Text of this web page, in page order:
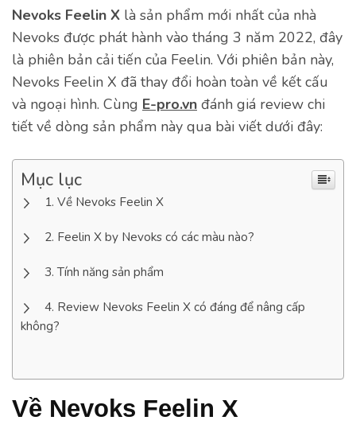
Nevoks Feelin X là sản phẩm mới nhất của nhà
Nevoks được phát hành vào tháng 3 năm 2022, đây
là phiên bản cải tiến của Feelin. Với phiên bản này,
Nevoks Feelin X đã thay đổi hoàn toàn về kết cấu
và ngoại hình. Cùng E-pro.vn đánh giá review chi
tiết về dòng sản phẩm này qua bài viết dưới đây:
Mục lục
Về Nevoks Feelin X
Feelin X by Nevoks có các màu nào?
Tính năng sản phẩm
Review Nevoks Feelin X có đáng để nâng cấp
không?
Về Nevoks Feelin X